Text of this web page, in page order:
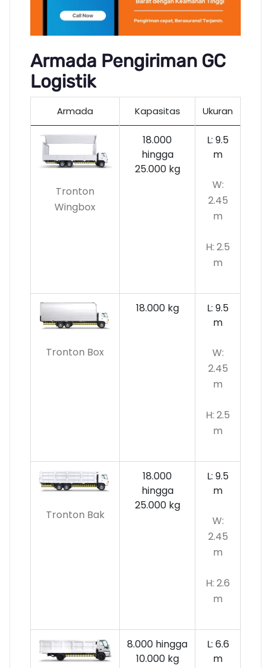
Armada Pengiriman GC
Logistik
Armada Kapasitas Ukuran
Tronton
Wingbox
18.000
hingga
25.000 kg
L: 9.5
m
W:
2.45
m
H: 2.5
m
Tronton Box
18.000 kg
L: 9.5
m
W:
2.45
m
H: 2.5
m
Tronton Bak
18.000
hingga
25.000 kg
L: 9.5
m
W:
2.45
m
H: 2.6
m
8.000 hingga
10.000kg
L: 6.6
m